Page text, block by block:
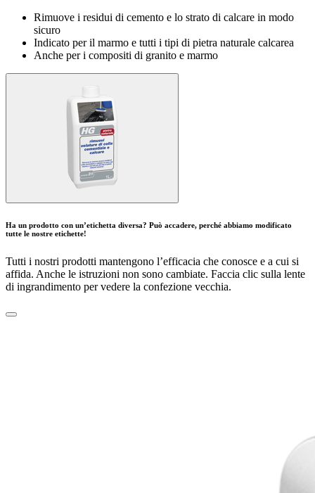
Rimuove i residui di cemento e lo strato di calcare in modo
sicuro
Indicato per il marmo e tutti i tipi di pietra naturale calcarea
Anche per i compositi di granito e marmo
Ha un prodotto con un’etichetta diversa? Può accadere, perché abbiamo modificato
tutte le nostre etichette!
Tutti i nostri prodotti mantengono l’efficacia che conosce e a cui si
affida. Anche le istruzioni non sono cambiate. Faccia clic sulla lente
di ingrandimento per vedere la confezione vecchia.